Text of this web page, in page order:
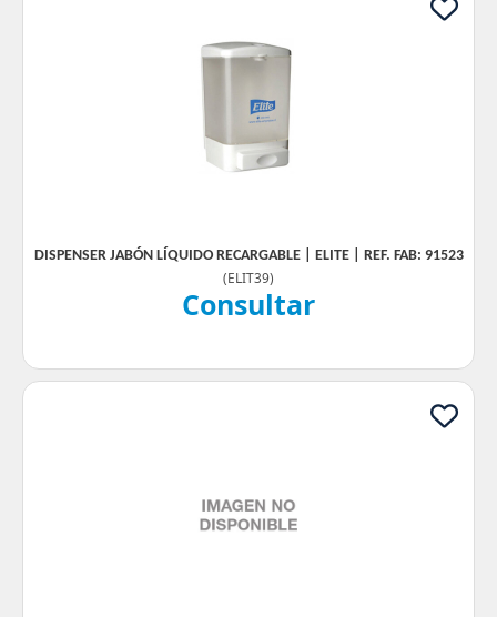
DISPENSER JABÓN LÍQUIDO RECARGABLE | ELITE | REF. FAB: 91523
(ELIT39)
Consultar